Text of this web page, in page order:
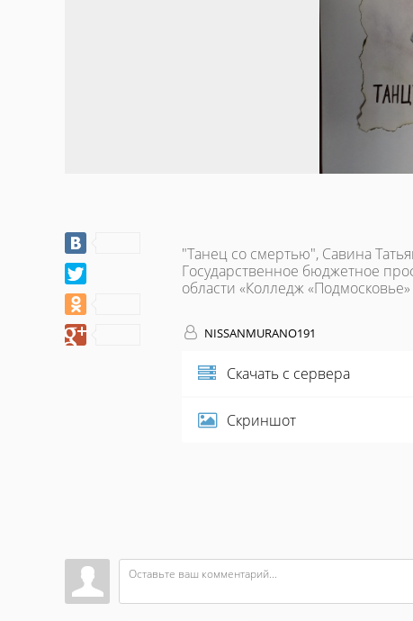
"Танец со смертью", Савина
Государственное бюджетное
области «Колледж «Подмосковье»
NISSANMURANO191
Скачать с сервера
Скриншот